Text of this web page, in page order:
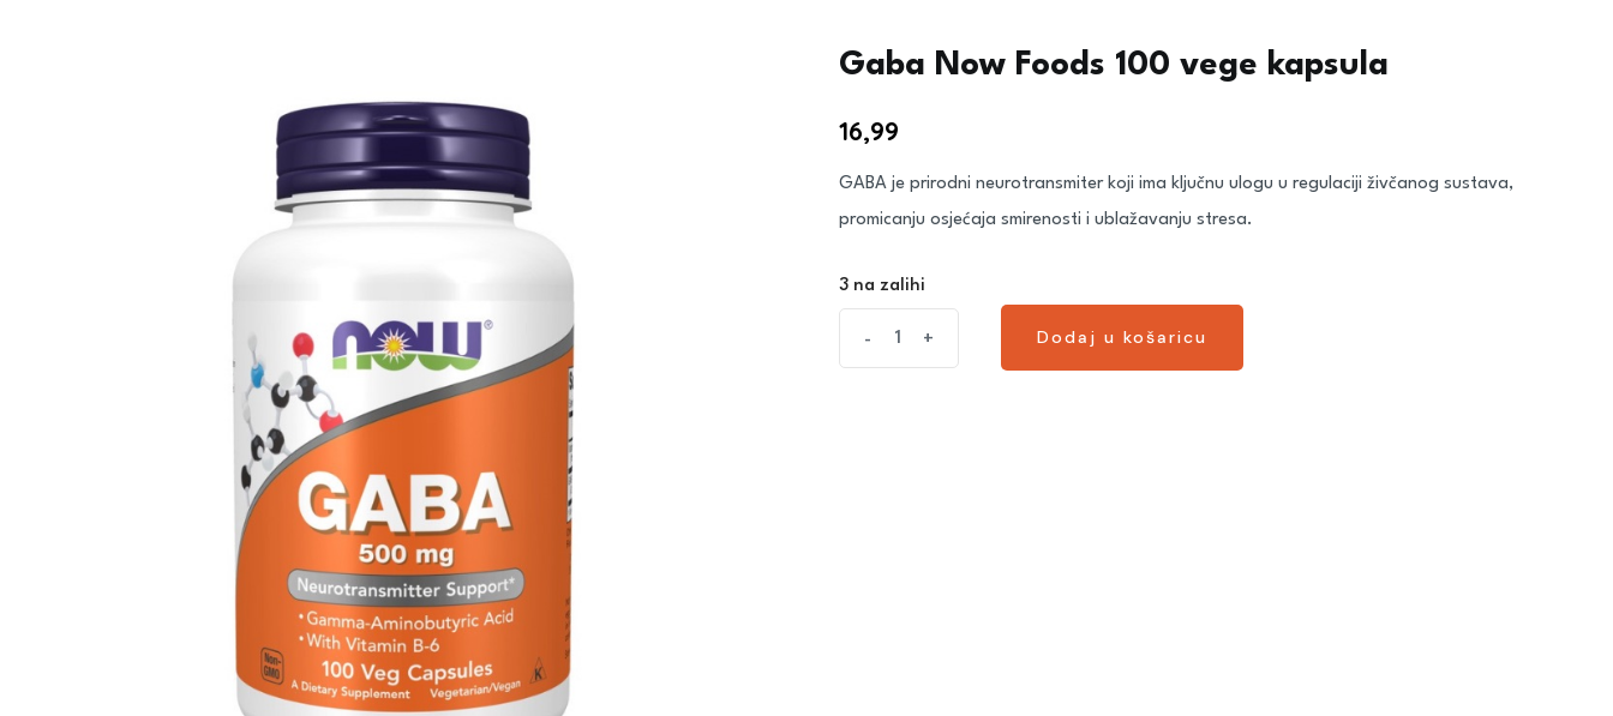
Gaba Now Foods 100 vege kapsula
16,99
GABA je prirodni neurotransmiter koji ima ključnu ulogu u regulaciji živčanog sustava,
promicanju osjećaja smirenosti i ublažavanju stresa.
3 na zalihi
- +
Dodaj u košaricu